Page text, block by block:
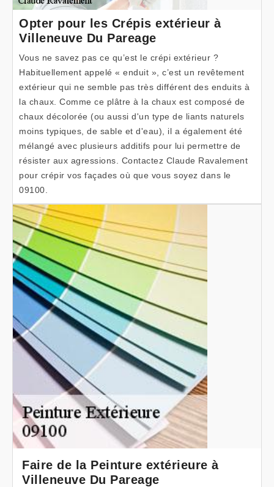
Opter pour les Crépis extérieur à
Villeneuve Du Pareage
Vous ne savez pas ce qu’est le crépi extérieur ?
Habituellement appelé « enduit », c’est un revêtement
extérieur qui ne semble pas très différent des enduits à
la chaux. Comme ce plâtre à la chaux est composé de
chaux décolorée (ou aussi d'un type de liants naturels
moins typiques, de sable et d'eau), il a également été
mélangé avec plusieurs additifs pour lui permettre de
résister aux agressions. Contactez Claude Ravalement
pour crépir vos façades où que vous soyez dans le
09100.
Faire de la Peinture extérieure à
Villeneuve Du Pareage